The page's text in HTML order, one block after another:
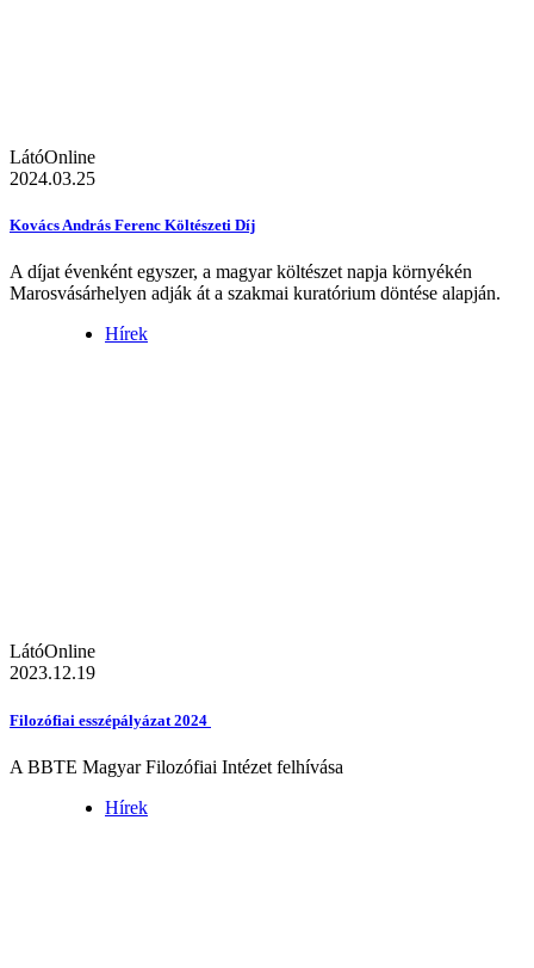
LátóOnline
2024.03.25
Kovács András Ferenc Költészeti Díj
A díjat évenként egyszer, a magyar költészet napja környékén
Marosvásárhelyen adják át a szakmai kuratórium döntése alapján.
Hírek
LátóOnline
2023.12.19
Filozófiai esszépályázat 2024
A BBTE Magyar Filozófiai Intézet felhívása
Hírek